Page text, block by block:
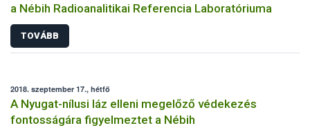
a Nébih Radioanalitikai Referencia Laboratóriuma
TOVÁBB
2018. szeptember 17., hétfő
A Nyugat-nílusi láz elleni megelőző védekezés
fontosságára figyelmeztet a Nébih